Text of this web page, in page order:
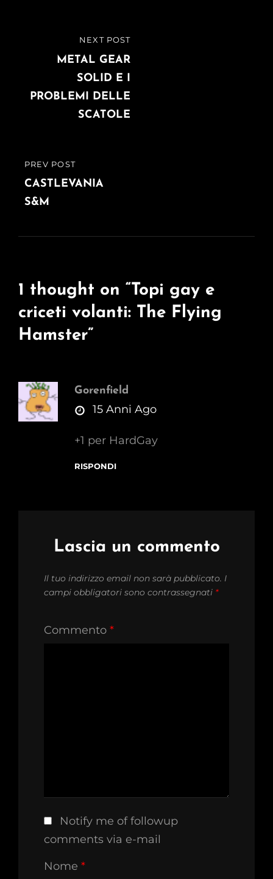
Navigazione
articoli
PREVIOUS
POST
PREV POST
CASTLEVANIA
S&M
NEXT POST
METAL GEAR
SOLID E I
PROBLEMI DELLE
SCATOLE
1 thought on “Topi gay e
criceti volanti: The Flying
Hamster”
Gorenfield
says:15 Anni Ago
+1 per HardGay
RISPONDI
Lascia un commento
Il tuo indirizzo email non sarà pubblicato. I
campi obbligatori sono contrassegnati *
Commento *
Notify me of followup
comments via e-mail
Nome *